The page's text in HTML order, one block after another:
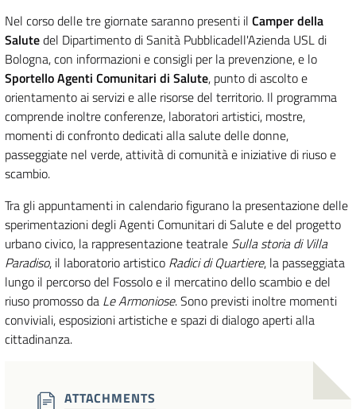
Nel corso delle tre giornate saranno presenti il Camper della
Salutedel Dipartimento di Sanità Pubblicadell'Azienda USL di
Bologna, con informazioni e consigli per la prevenzione, e lo
Sportello Agenti Comunitari di Salute, punto di ascolto e
orientamento ai servizi e alle risorse del territorio. Il programma
comprende inoltre conferenze, laboratori artistici, mostre,
momenti di confronto dedicati alla salute delle donne,
passeggiate nel verde, attività di comunità e iniziative di riuso e
scambio.
Tra gli appuntamenti in calendario figurano la presentazione delle
sperimentazioni degli Agenti Comunitari di Salute e del progetto
urbano civico, la rappresentazione teatrale Sulla storia di Villa
Paradiso, il laboratorio artistico Radici di Quartiere, la passeggiata
lungo il percorso del Fossolo e il mercatino dello scambio e del
riuso promosso da Le Armoniose. Sono previsti inoltre momenti
conviviali, esposizioni artistiche e spazi di dialogo aperti alla
cittadinanza.
ATTACHMENTS